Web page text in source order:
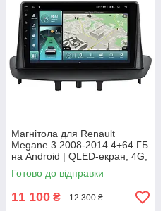
Магнітола для Renault
Megane 3 2008-2014 4+64 ГБ
на Android | QLED-екран, 4G,
Bluetooth
Готово до відправки
11 100 ₴ 12 300 ₴